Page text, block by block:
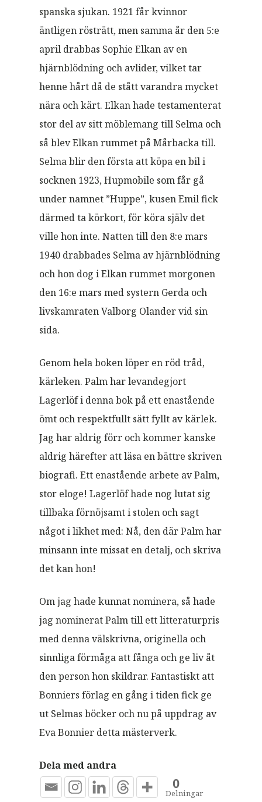
spanska sjukan. 1921 får kvinnor
äntligen rösträtt, men samma år den 5:e
april drabbas Sophie Elkan av en
hjärnblödning och avlider, vilket tar
henne hårt då de stått varandra mycket
nära och kärt. Elkan hade testamenterat
stor del av sitt möblemang till Selma och
så blev Elkan rummet på Mårbacka till.
Selma blir den första att köpa en bil i
socknen 1923, Hupmobile som får gå
under namnet ”Huppe”, kusen Emil fick
därmed ta körkort, för köra själv det
ville hon inte. Natten till den 8:e mars
1940 drabbades Selma av hjärnblödning
och hon dog i Elkan rummet morgonen
den 16:e mars med systern Gerda och
livskamraten Valborg Olander vid sin
sida.
Genom hela boken löper en röd tråd,
kärleken. Palm har levandegjort
Lagerlöf i denna bok på ett enastående
ömt och respektfullt sätt fyllt av kärlek.
Jag har aldrig förr och kommer kanske
aldrig härefter att läsa en bättre skriven
biografi. Ett enastående arbete av Palm,
stor eloge! Lagerlöf hade nog lutat sig
tillbaka förnöjsamt i stolen och sagt
något i likhet med: Nå, den där Palm har
minsann inte missat en detalj, och skriva
det kan hon!
Om jag hade kunnat nominera, så hade
jag nominerat Palm till ett litteraturpris
med denna välskrivna, originella och
sinnliga förmåga att fånga och ge liv åt
den person hon skildrar. Fantastiskt att
Bonniers förlag en gång i tiden fick ge
ut Selmas böcker och nu på uppdrag av
Eva Bonnier detta mästerverk.
Dela med andra
0
Delningar